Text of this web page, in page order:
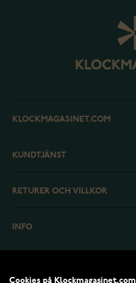
KLOCKMAGASINET.COM
KUNDTJÄNST
RETURER OCH VILLKOR
INFO
Cookies på Klockmagasinet.com